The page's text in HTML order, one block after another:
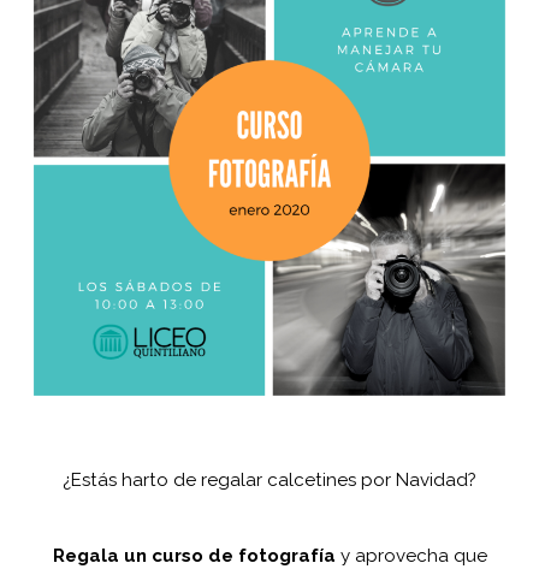
¿Estás harto de regalar calcetines por Navidad?
Regala un curso de fotografía y aprovecha que